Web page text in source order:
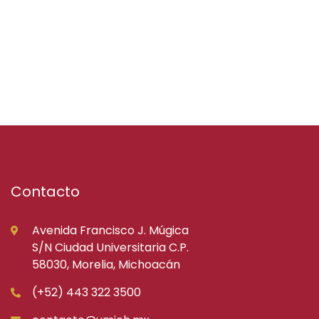
Contacto
Avenida Francisco J. Múgica
S/N Ciudad Universitaria C.P.
58030, Morelia, Michoacán
(+52) 443 322 3500